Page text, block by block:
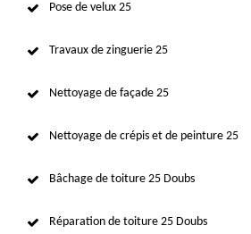
Pose de velux 25
Travaux de zinguerie 25
Nettoyage de façade 25
Nettoyage de crépis et de peinture 25
Bâchage de toiture 25 Doubs
Réparation de toiture 25 Doubs